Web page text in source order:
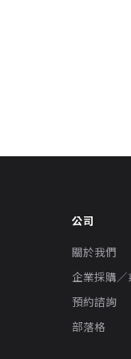
公司
關於我們
企業採購
預約諮詢
部落格